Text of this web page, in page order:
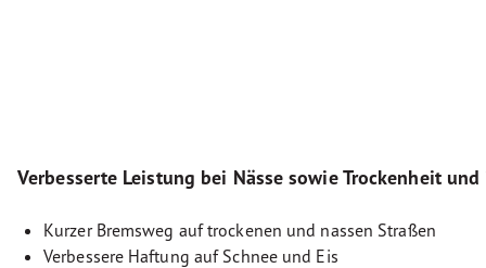
Verbesserte Leistung bei Nässe sowie Trockenheit
Kurzer Bremsweg auf trockenen und nassen Straßen
Verbessere Haftung auf Schnee und Eis